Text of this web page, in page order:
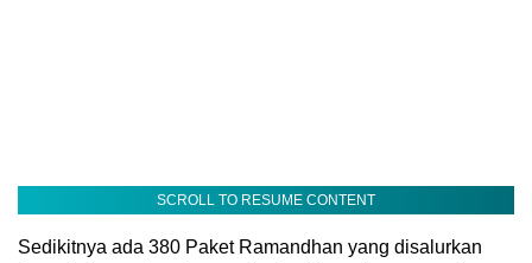
SCROLL TO RESUME CONTENT
Sedikitnya ada 380 Paket Ramandhan yang disalurkan